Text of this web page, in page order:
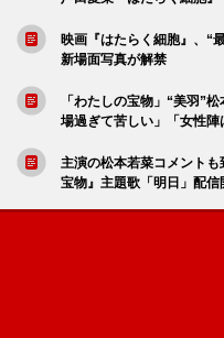
映画『はたらく細胞』、“
新場面写真が解禁
「わたしの宝物」“美羽”
場過ぎて苦しい」「女性陣
主演の松本若菜コメント
宝物』主題歌「明日」配信